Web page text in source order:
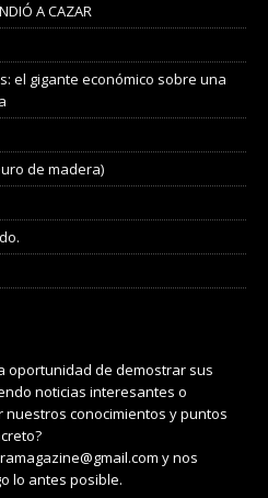
A CAZAR
el gigante económico sobre una
de madera)
oportunidad de demostrar sus
noticias interesantes o
conocimientos y puntos
y nos
lo antes posible.